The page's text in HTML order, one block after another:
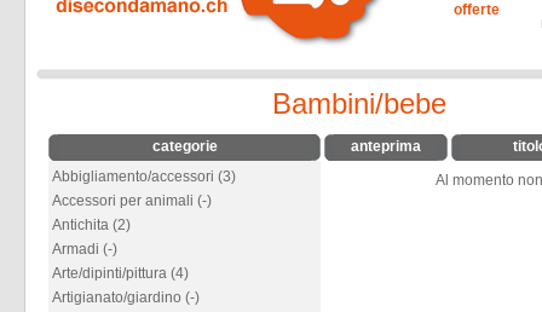
offerte
Bambini/bebe
categorie
Abbigliamento/accessori (3)
Accessori per animali (-)
Antichita (2)
Armadi (-)
Arte/dipinti/pittura (4)
Artigianato/giardino (-)
anteprima
Al momento